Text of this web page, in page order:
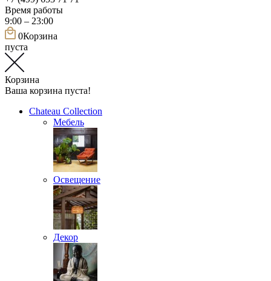
Время работы
9:00 – 23:00
0Корзина
пуста
Корзина
Ваша корзина пуста!
Chateau Collection
Мебель
Освещение
Декор